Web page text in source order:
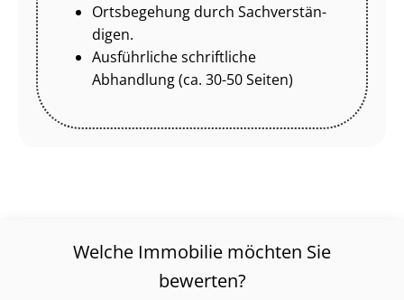
Ortsbegehung durch Sach­ver­stän­
di­gen.
Ausführliche schriftliche
Abhandlung (ca. 30-50 Seiten)
Welche Immobilie möchten Sie
bewerten?